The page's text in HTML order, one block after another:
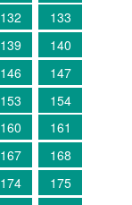
132
133
139
140
146
147
153
154
160
161
167
168
174
175